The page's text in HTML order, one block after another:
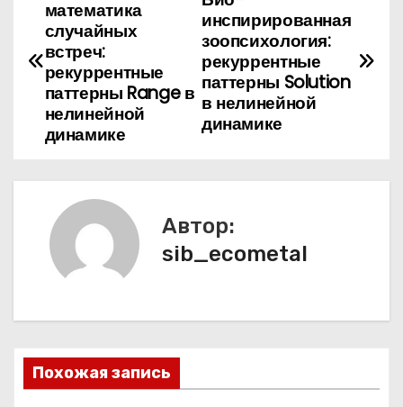
в
а
о
инспирированная
зоопсихология:
рекуррентные
паттерны Solution
в нелинейной
динамике
математика
случайных
встреч:
рекуррентные
паттерны Range в
нелинейной
динамике
Автор:
sib_ecometal
Похожая запись